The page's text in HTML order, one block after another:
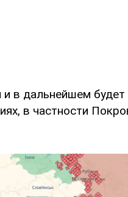
и в дальнейшем будет
в частности